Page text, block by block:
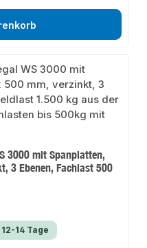
3000 mit Spanplatten,
3 Ebenen, Fachlast 500
14 Tage